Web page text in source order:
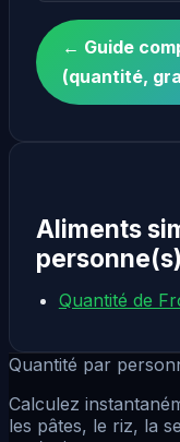
← Guide
(quantité,
Aliments
personne(s)
Quantité de
Quantité par
Calculez
les pâtes, le riz, la